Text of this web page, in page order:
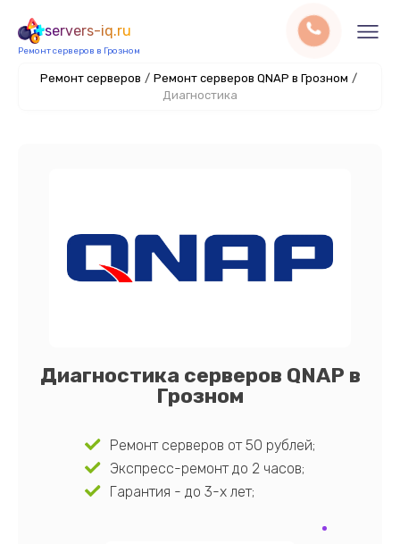
servers-iq.ru
Ремонт серверов в Грозном
Ремонт серверов / Ремонт серверов QNAP в Грозном /
Диагностика
Диагностика серверов QNAP в
Грозном
Ремонт серверов от 50 рублей;
Экспресс-ремонт до 2 часов;
Гарантия - до 3-х лет;